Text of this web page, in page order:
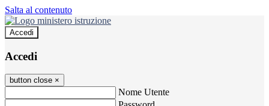
Salta al contenuto
Accedi
Accedi
button close ×
Nome Utente